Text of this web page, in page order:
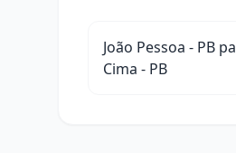
João Pessoa - PB
Cima - PB